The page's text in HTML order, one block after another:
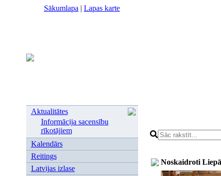
Sākumlapa | Lapas karte
Aktualitātes
Informācija sacensību
rīkotājiem
Kalendārs
Reitings
Latvijas izlase
Noskaidroti